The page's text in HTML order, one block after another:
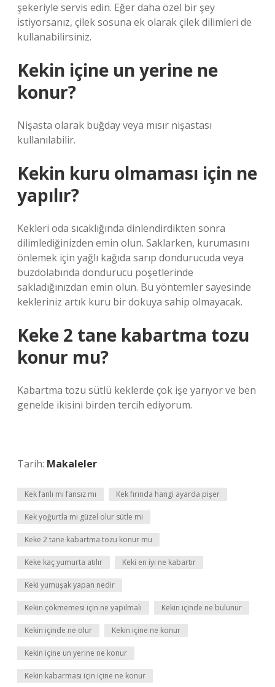
şekeriyle servis edin. Eğer daha özel bir şey
istiyorsanız, çilek sosuna ek olarak çilek dilimleri de
kullanabilirsiniz.
Kekin içine un yerine ne
konur?
Nişasta olarak buğday veya mısır nişastası
kullanılabilir.
Kekin kuru olmaması için ne
yapılır?
Kekleri oda sıcaklığında dinlendirdikten sonra
dilimlediğinizden emin olun. Saklarken, kurumasını
önlemek için yağlı kağıda sarıp dondurucuda veya
buzdolabında dondurucu poşetlerinde
sakladığınızdan emin olun. Bu yöntemler sayesinde
kekleriniz artık kuru bir dokuya sahip olmayacak.
Keke 2 tane kabartma tozu
konur mu?
Kabartma tozu sütlü keklerde çok işe yarıyor ve ben
genelde ikisini birden tercih ediyorum.
Tarih: Makaleler
Kek fanlı mı fansız mı Kek fırında hangi ayarda pişer
Kek yoğurtla mı güzel olur sütle mi
Keke 2 tane kabartma tozu konur mu
Keke kaç yumurta atılır Keki en iyi ne kabartır
Keki yumuşak yapan nedir
Kekin çökmemesi için ne yapılmalı Kekin içinde ne bulunur
Kekin içinde ne olur Kekin içine ne konur
Kekin içine un yerine ne konur
Kekin kabarması için içine ne konur